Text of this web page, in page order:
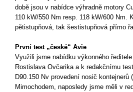
době jsou v nabídce výhradně motory
110 kW/550 Nm resp. 118 kW/600 Nm.
pětistupňová, tak šestistupňová přímo
První test „české“ Avie
Využili jsme nabídku výkonného
Rostislava Ovčarika a k redakčnímu
D90.150 Nv provedení nosič kontejnerů
Mimochodem, naposledy jsme měli v